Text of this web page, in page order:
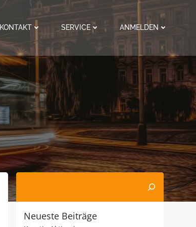
KONTAKT SERVICE ANMELDEN
Suchen
Neueste Beiträge